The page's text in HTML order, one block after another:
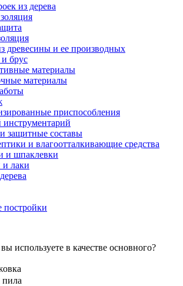
из дерева
древесины и ее производных
брус
материалы
материалы
приспособления
инструментарий
защитные составы
и влагоотталкивающие средства
и шпаклевки
и лаки
постройки
используете в качестве основного?
пила